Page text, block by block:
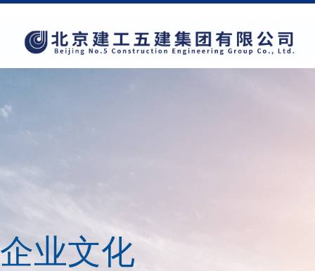
企业文化